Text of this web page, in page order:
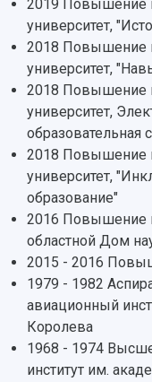
2019 Повышение
университет,
2018 Повышение
университет,
2018 Повышение
университет,
образовательная
2018 Повышение
университет,
образование"
2016 Повышение
областной Дом
2015 - 2016
1979 - 1982
авиационный
Королева
1968 - 1974
институт им.